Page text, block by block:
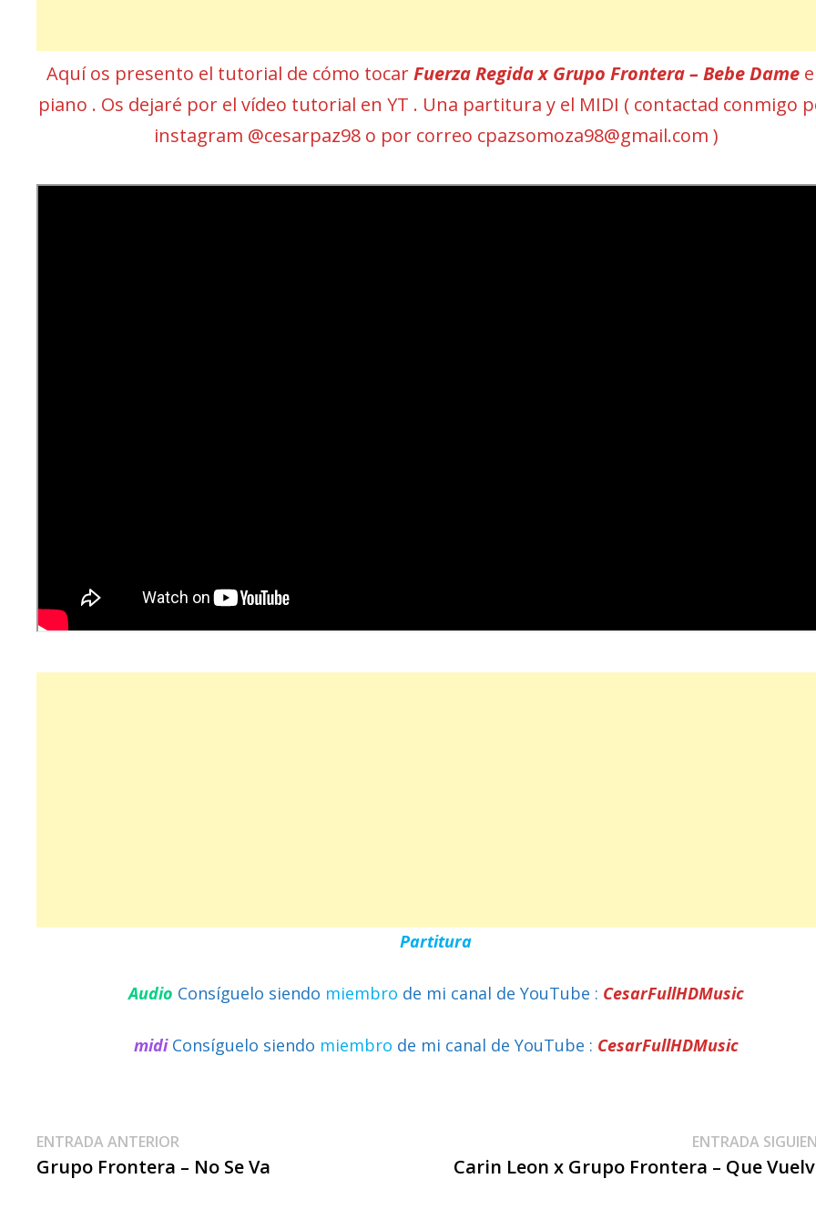
Aquí os presento el tutorial de cómo tocarFuerza Regida x Grupo Frontera – Bebe Dame
piano . Os dejaré por el vídeo tutorial en YT . Una partitura y el MIDI ( contactad conmigo
instagram @cesarpaz98 o por correo cpazsomoza98@gmail.com )
Partitura
Audio Consíguelo siendo miembro de mi canal de YouTube : CesarFullHDMusic
midi Consíguelo siendo miembro de mi canal de YouTube : CesarFullHDMusic
Navegación
De
ENTRADA ANTERIOR
anterior:
Grupo Frontera – No Se Va
ENTRADA
Carin Leon x Grupo Frontera – Que